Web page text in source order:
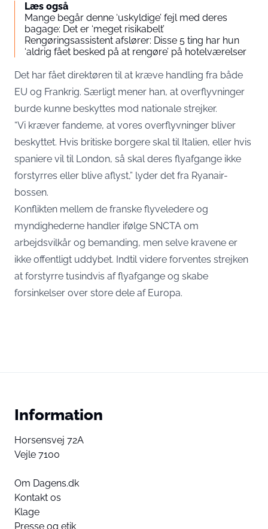
Læs også
Mange begår denne ‘uskyldige’ fejl med deres
bagage: Det er ‘meget risikabelt’
Rengøringsassistent afslører: Disse 5 ting har hun
‘aldrig fået besked på at rengøre’ på hotelværelser
Det har fået direktøren til at kræve handling fra både
EU og Frankrig. Særligt mener han, at overflyvninger
burde kunne beskyttes mod nationale strejker.
“Vi kræver fandeme, at vores overflyvninger bliver
beskyttet. Hvis britiske borgere skal til Italien, eller hvis
spaniere vil til London, så skal deres flyafgange ikke
forstyrres eller blive aflyst,” lyder det fra Ryanair-
bossen.
Konflikten mellem de franske flyveledere og
myndighederne handler ifølge SNCTA om
arbejdsvilkår og bemanding, men selve kravene er
ikke offentligt uddybet. Indtil videre forventes strejken
at forstyrre tusindvis af flyafgange og skabe
forsinkelser over store dele af Europa.
Information
Horsensvej 72A
Vejle 7100
Om Dagens.dk
Kontakt os
Klage
Presse og etik